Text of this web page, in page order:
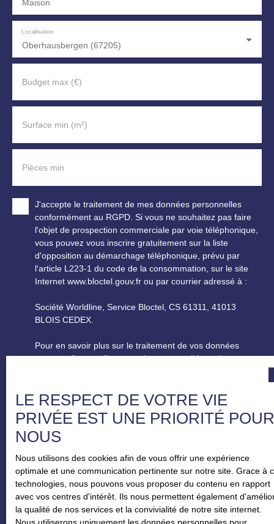
Maison
Oberhausbergen (67205)
Localisation
Budget max (€)
Surface min (m²)
Pièces min
J'accepte le traitement de mes données personnelles
conformément au RGPD. Si vous ne souhaitez pas faire
l'objet de prospection commerciale par voie téléphonique,
vous pouvez vous inscrire gratuitement sur la liste
d'opposition au démarchage téléphonique, prévu par
l'article L223-1 du code de la consommation, sur le site
Internet www.bloctel.gouv.fr ou par courrier adressé à :
Société Worldline, Service Bloctel, CS 61311, 41013
BLOIS CEDEX.
Pour en savoir plus sur le traitement de vos données
personnelles, veuillez consulter notrepolitique de
RECEVOIR DES ANNONCES
LE RESPECT DE VOTRE VIE
PRIVÉE EST UNE PRIORITÉ POUR
NOUS
Nous utilisons des cookies afin de vous offrir une expérience
optimale et une communication pertinente sur notre site. Grace à
technologies, nous pouvons vous proposer du contenu en rapport
avec vos centres d'intérêt. Ils nous permettent également
la qualité de nos services et la convivialité de notre site internet.